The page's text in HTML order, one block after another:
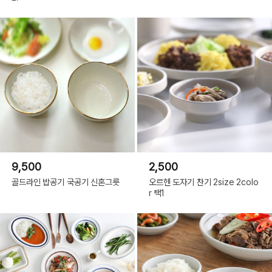
9,500
골드라인 밥공기 국공기 신혼그릇
2,500
오르헨 도자기 찬기 2size 2colo
r 택1